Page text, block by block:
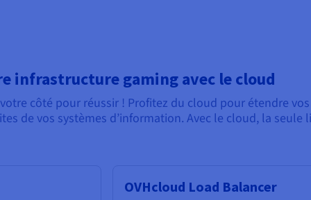
infrastructure gaming avec le cloud
côté pour réussir ! Profitez du cloud pour étendre
de vos systèmes d’information. Avec le cloud, la
OVHcloud Load Balancer